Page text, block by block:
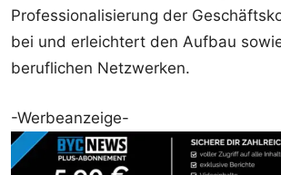
Professionalisierung der
bei und erleichtert den Aufbau
beruflichen Netzwerken.
-Werbeanzeige-